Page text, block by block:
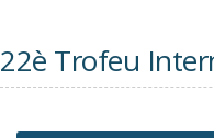
22è Trofeu